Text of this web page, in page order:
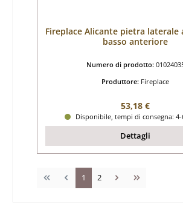
Fireplace Alicante pietra laterale
basso anteriore
Numero di prodotto:
Produttore: Fireplace
Prezzo normale:
53,18 €
Disponibile, tempi di consegna:
Dettagli
Pagina
1 Pagina
2